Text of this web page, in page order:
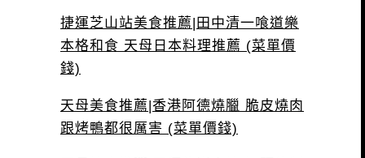
捷運芝山站美食推薦|田中清一喰道樂
本格和食 天母日本料理推薦 (菜單價
錢)
天母美食推薦|香港阿德燒臘 脆皮燒肉
跟烤鴨都很厲害 (菜單價錢)